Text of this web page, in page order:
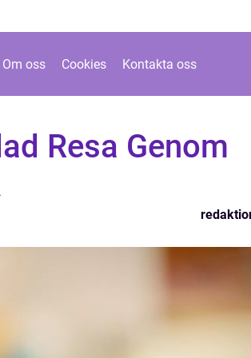
Om oss Cookies Kontakta oss
Resa Genom